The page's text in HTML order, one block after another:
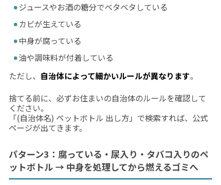
ジュースやお酒の糖分でベタベタしている
カビが生えている
中身が腐っている
油や調味料が付着している
ただし、 自治体によって細かいルールが異なります。
捨てる前に、必ずお住まいの自治体のルールを確認して
ください。
「(自治体名) ペットボトル 出し方」で検索すれば、公式
ページが出てきます。
パターン3：腐っている・尿入り・タバコ入りのペ
ットボトル → 中身を処理してから燃えるゴミへ